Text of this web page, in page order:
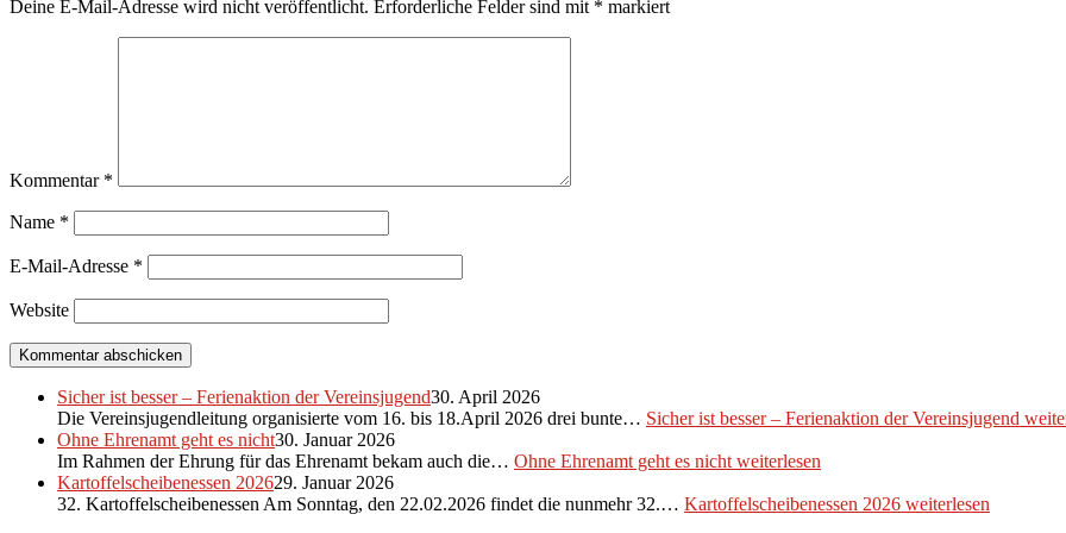
Deine E-Mail-Adresse wird nicht veröffentlicht. Erforderliche Felder sind mit * markiert
Kommentar *
Name *
E-Mail-Adresse *
Website
Sicher ist besser – Ferienaktion der Vereinsjugend30. April 2026
Die Vereinsjugendleitung organisierte vom 16. bis 18.April 2026 drei bunte… Sicher ist besser – Ferienaktion der Vereinsjugend
Ohne Ehrenamt geht es nicht30. Januar 2026
Im Rahmen der Ehrung für das Ehrenamt bekam auch die… Ohne Ehrenamt geht es nicht weiterlesen
Kartoffelscheibenessen 202629. Januar 2026
32. Kartoffelscheibenessen Am Sonntag, den 22.02.2026 findet die nunmehr 32.… Kartoffelscheibenessen 2026 weiterlesen